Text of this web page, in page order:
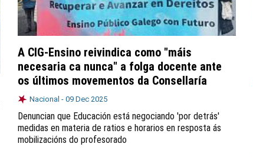
A CIG-Ensino reivindica como "máis
necesaria ca nunca" a folga docente ante
os últimos movementos da Consellaría
Nacional - 09 Dec 2025
Denuncian que Educación está negociando 'por detrás'
medidas en materia de ratios e horarios en resposta ás
mobilizacións do profesorado